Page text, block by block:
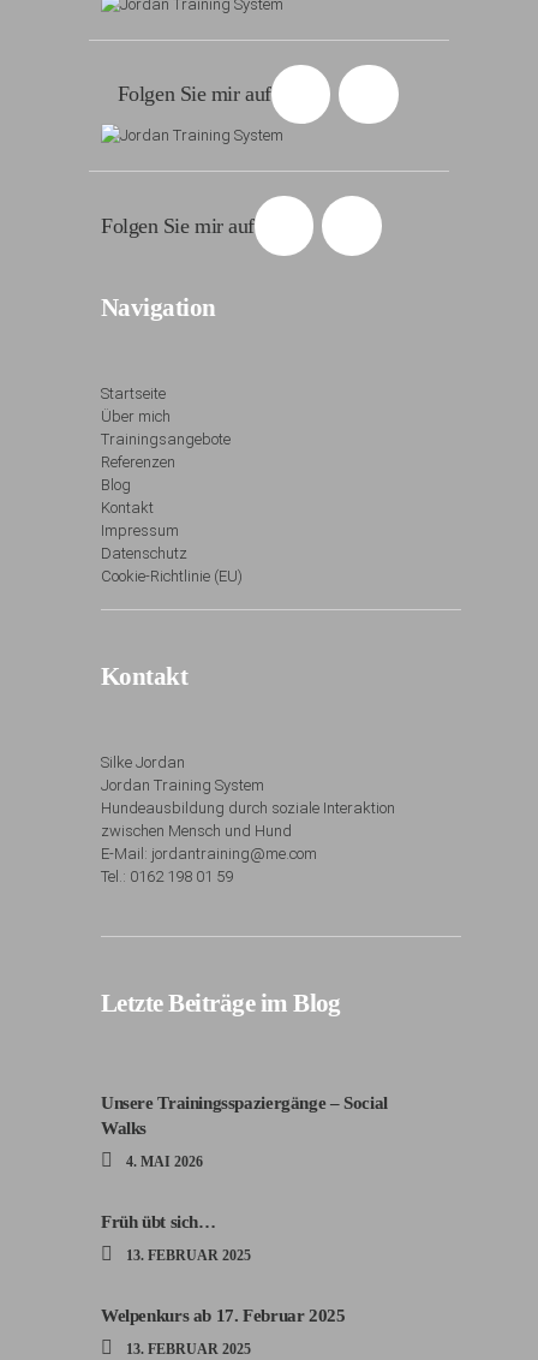
Folgen Sie mir auf
Folgen Sie mir auf
Navigation
Startseite
Über mich
Trainingsangebote
Referenzen
Blog
Kontakt
Impressum
Datenschutz
Cookie-Richtlinie (EU)
Kontakt
Silke Jordan
Jordan Training System
Hundeausbildung durch soziale Interaktion
zwischen Mensch und Hund
E-Mail: jordantraining@me.com
Tel.: 0162 198 01 59
Letzte Beiträge im Blog
Unsere Trainingsspaziergänge – Social
Walks
4. MAI 2026
Früh übt sich…
13. FEBRUAR 2025
Welpenkurs ab 17. Februar 2025
13. FEBRUAR 2025